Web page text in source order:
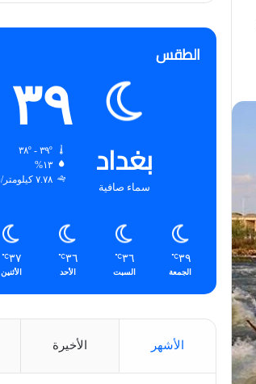
الطقس
بغداد
سماء صافية
٣٩
١٣%
٧.٧٨ كيلومتر/ساعة
٣٩℃
الجمعة
٣٦℃
السبت
٣٦℃
الأحد
٣٧℃
الأثنين
الأشهر الأخيرة